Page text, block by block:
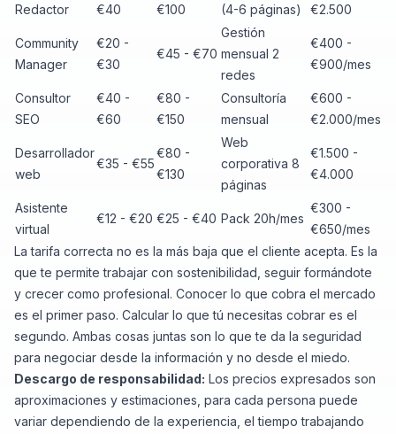
Redactor
€40
€100
(4-6 páginas)
€2.500
Community
Manager
€20 -
€30
€45 - €70
Gestión
mensual 2
redes
€400 -
€900/mes
Consultor
SEO
€40 -
€60
€80 -
€150
Consultoría
mensual
€600 -
€2.000/mes
Desarrollador
web
€35 - €55
€80 -
€130
Web
corporativa 8
páginas
€1.500 -
€4.000
Asistente
virtual
€12 - €20 €25 - €40 Pack 20h/mes
€300 -
€650/mes
La tarifa correcta no es la más baja que el cliente acepta. Es la
que te permite trabajar con sostenibilidad, seguir formándote
y crecer como profesional. Conocer lo que cobra el mercado
es el primer paso. Calcular lo que tú necesitas cobrar es el
segundo. Ambas cosas juntas son lo que te da la seguridad
para negociar desde la información y no desde el miedo.
Descargo de responsabilidad: Los precios expresados son
aproximaciones y estimaciones, para cada persona puede
variar dependiendo de la experiencia, el tiempo trabajando